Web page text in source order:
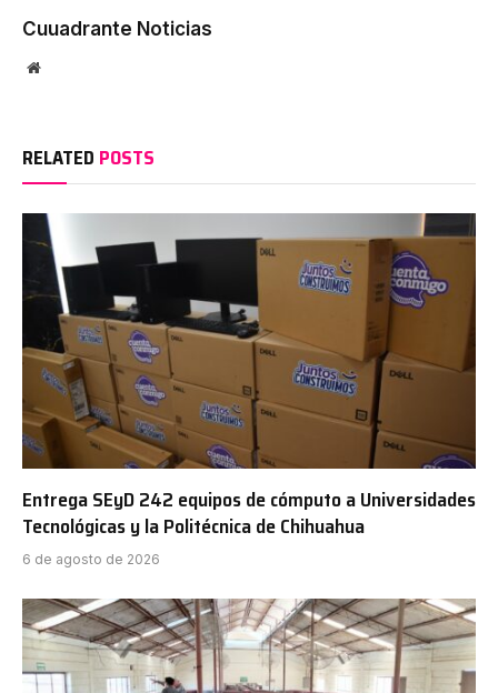
Cuuadrante Noticias
Website
RELATED POSTS
Entrega SEyD 242 equipos de cómputo a Universidades
Tecnológicas y la Politécnica de Chihuahua
6 de agosto de 2026